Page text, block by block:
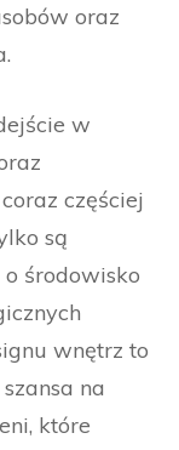
oraz
w
częściej
są
o środowisko
wnętrz to
na
które